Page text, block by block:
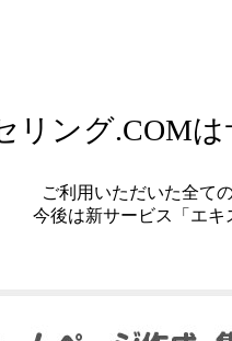
リング.COM
ご利用いただいた全て
今後は新サービス「エ